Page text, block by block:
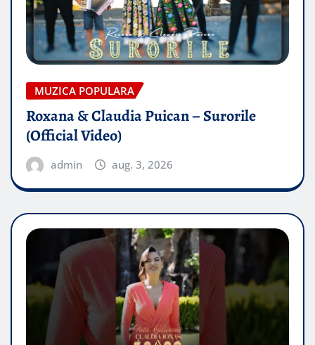
MUZICA POPULARA
Roxana & Claudia Puican – Surorile
(Official Video)
admin aug. 3, 2026